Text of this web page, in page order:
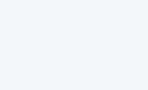
Pourquoi Christine
entre les faux cons et les
Toi aussi la finance, c’est ton
cryptos en une semaine, Tu te dis,